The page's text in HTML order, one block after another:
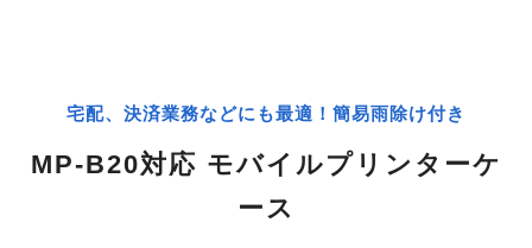
宅配、決済業務などにも最適！簡易雨除け付き
MP-B20対応 モバイルプリンターケ
ース